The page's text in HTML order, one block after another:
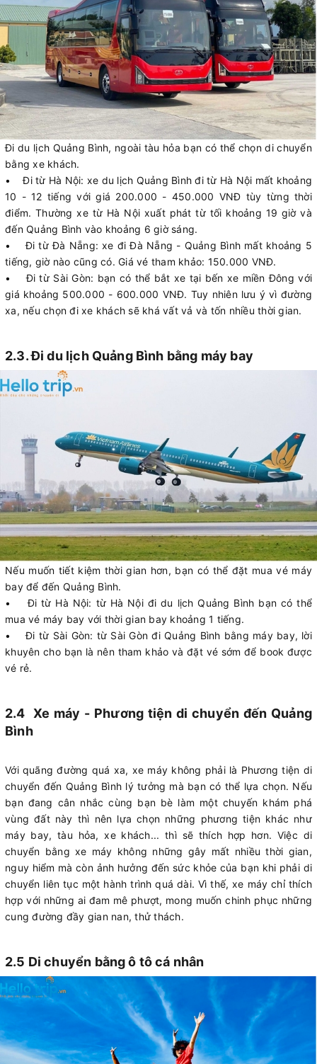
Đi du lịch Quảng Bình, ngoài tàu hỏa bạn có thể chọn di chuyển
bằng xe khách.
• Đi từ Hà Nội: xe du lịch Quảng Bình đi từ Hà Nội mất khoảng
10 - 12 tiếng với giá 200.000 - 450.000 VNĐ tùy từng thời
điểm. Thường xe từ Hà Nội xuất phát từ tối khoảng 19 giờ và
đến Quảng Bình vào khoảng 6 giờ sáng.
• Đi từ Đà Nẵng: xe đi Đà Nẵng - Quảng Bình mất khoảng 5
tiếng, giờ nào cũng có. Giá vé tham khảo: 150.000 VNĐ.
• Đi từ Sài Gòn: bạn có thể bắt xe tại bến xe miền Đông với
giá khoảng 500.000 - 600.000 VNĐ. Tuy nhiên lưu ý vì đường
xa, nếu chọn đi xe khách sẽ khá vất vả và tốn nhiều thời gian.
2.3. Đi du lịch Quảng Bình bằng máy bay
Nếu muốn tiết kiệm thời gian hơn, bạn có thể đặt mua vé máy
bay để đến Quảng Bình.
• Đi từ Hà Nội: từ Hà Nội đi du lịch Quảng Bình bạn có thể
mua vé máy bay với thời gian bay khoảng 1 tiếng.
• Đi từ Sài Gòn: từ Sài Gòn đi Quảng Bình bằng máy bay, lời
khuyên cho bạn là nên tham khảo và đặt vé sớm để book được
vé rẻ.
2.4 Xe máy - Phương tiện di chuyển đến Quảng
Bình
Với quãng đường quá xa, xe máy không phải là Phương tiện di
chuyển đến Quảng Bình lý tưởng mà bạn có thể lựa chọn. Nếu
bạn đang cân nhắc cùng bạn bè làm một chuyến khám phá
vùng đất này thì nên lựa chọn những phương tiện khác như
máy bay, tàu hỏa, xe khách... thì sẽ thích hợp hơn. Việc di
chuyển bằng xe máy không những gây mất nhiều thời gian,
nguy hiểm mà còn ảnh hưởng đến sức khỏe của bạn khi phải di
chuyển liên tục một hành trình quá dài. Vì thế, xe máy chỉ thích
hợp với những ai đam mê phượt, mong muốn chinh phục những
cung đường đầy gian nan, thử thách.
2.5 Di chuyển bằng ô tô cá nhân